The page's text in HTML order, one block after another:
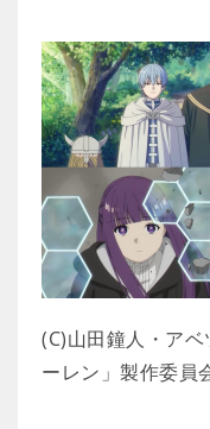
(C)山田鐘人・ア
ーレン」製作委員